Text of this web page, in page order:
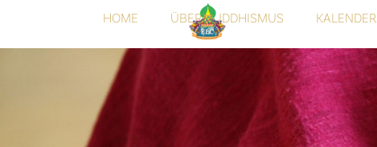
HOME ÜBER BUDDHISMUS KALENDER